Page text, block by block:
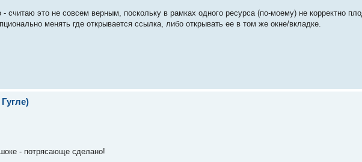
считаю это не совсем верным, поскольку в рамках одного ресурса (по-моему) не корректно
менять где открывается ссылка, либо открывать ее в том же окне/вкладке.
- потрясающе сделано!